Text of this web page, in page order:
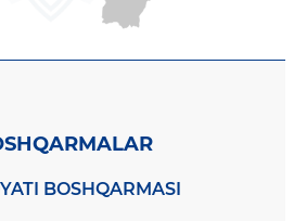
BOSHQARMASI